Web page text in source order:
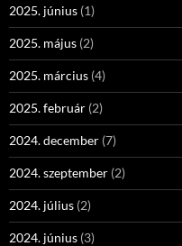
2025. június (1)
2025. május (2)
2025. március (4)
2025. február (2)
2024. december (7)
2024. szeptember (2)
2024. július (2)
2024. június (3)